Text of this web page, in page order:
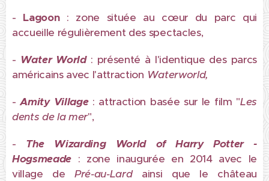
- Lagoon : zone située au cœur du parc qui
accueille régulièrement des spectacles,
- Water World : présenté à l'identique des parcs
américains avec l'attraction Waterworld,
-Amity Village : attraction basée sur le film "Les
dents de la mer",
-
The Wizarding World of Harry Potter -
Hogsmeade : zone inaugurée en 2014 avec le
village dePré-au-Lardainsi que le château